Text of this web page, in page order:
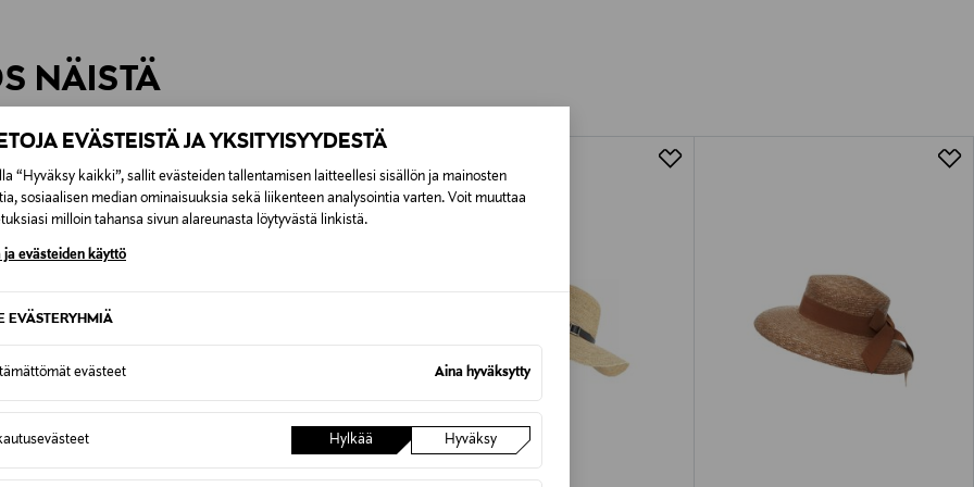
EVÄSTEISTÄ JA YKSITYISYYDESTÄ
“Hyväksy kaikki”, sallit evästeiden tallentamisen laitteellesi sisällön ja mainosten
sosiaalisen median ominaisuuksia sekä liikenteen analysointia varten. Voit muuttaa
milloin tahansa sivun alareunasta löytyvästä linkistä.
ja evästeiden käyttö
EVÄSTERYHMIÄ
evästeet Aina hyväksytty
Hylkää Hyväksy
Alk. 6,90 €, kun toimitus on saatavilla valittuun osoitteeseen.
NÄISTÄ